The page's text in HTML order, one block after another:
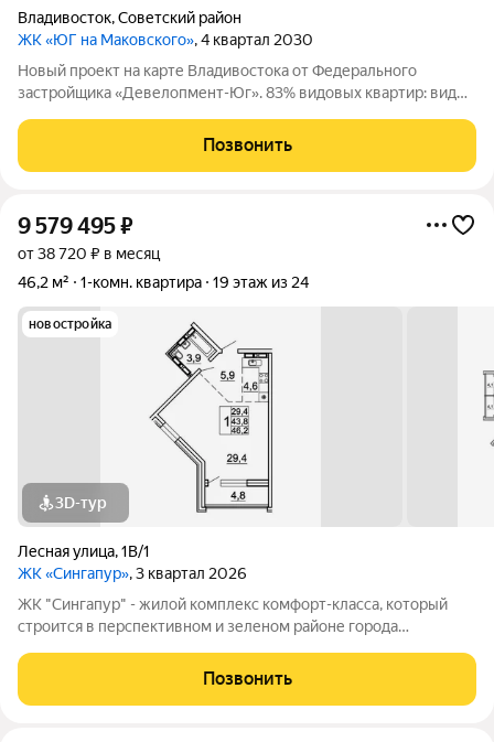
Владивосток,Советский район
ЖК «ЮГ на Маковского», 4 квартал 2030
Новый проект на карте Владивостока от Федерального
застройщика «Девелопмент-Юг». 83% видовых квартир: виды
массива, двор с прогулочным бульваром, смотровой
площадкой, спортивными зонами,
Позвонить
9 579 495₽
от 38 720 ₽ в месяц
46,2 м²
1-комн. квартира 19 этаж из 24
новостройка
3D-тур
Лесная улица,1В/1
ЖК «Сингапур», 3 квартал 2026
ЖК "Сингапур" - жилой комплекс комфорт-класса, который
строится в перспективном и зеленом районе города
домов, объединенных общим стилобатом, и двух этажей
подземного паркинга на 298
Позвонить